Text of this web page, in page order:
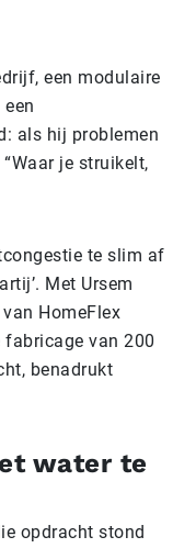
een modulaire
als hij problemen
je struikelt,
te slim af
Met Ursem
HomeFlex
fabricage van 200
benadrukt
water te
opdracht stond